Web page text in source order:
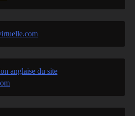
anglaise du site